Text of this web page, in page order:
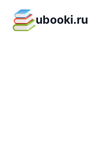
содержимому
ubooki.ru